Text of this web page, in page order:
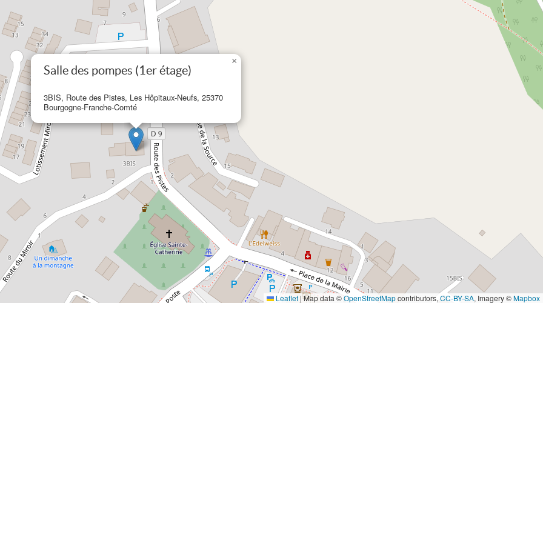
Salle des pompes (1er étage)
3BIS, Route des Pistes, Les Hôpitaux-Neufs, 25370
Bourgogne-Franche-Comté
×
Leaflet |Map data ©OpenStreetMapcontributors, CC-BY-SA, Imagery ©Mapbox